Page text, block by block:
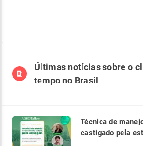
Últimas notícias sobre o
tempo no Brasil
Técnica de
castigado pela